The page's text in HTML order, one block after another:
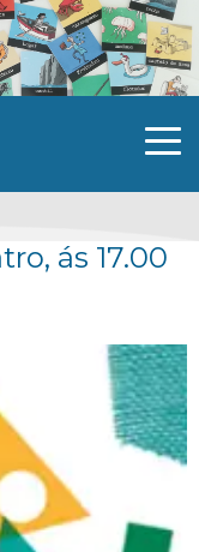
ás 17.00